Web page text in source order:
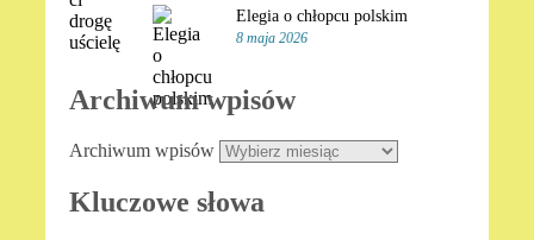
Elegia o chłopcu polskim
8 maja 2026
Archiwum wpisów
Archiwum wpisów
Kluczowe słowa